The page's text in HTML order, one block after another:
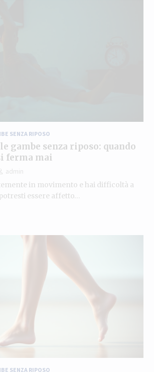
SENZA RIPOSO
gambe senza riposo: quando
ferma mai
admin
in movimento e hai difficoltà a
essere affetto…
SENZA RIPOSO